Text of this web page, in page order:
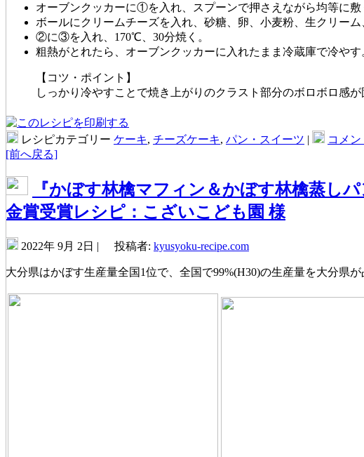
オーブンクッカーに①を入れ、スプーンで押さえながら均等に敷
ボールにクリームチーズを入れ、砂糖、卵、小麦粉、生クリー
②に③を入れ、170℃、30分焼く。
粗熱がとれたら、オーブンクッカーに入れたまま冷蔵庫で冷やす
【コツ・ポイント】
しっかり冷やすことで焼き上がりのクラスト部分のボロボロ感
レシピカテゴリー ケーキ, チーズケーキ, パン・スイーツ |
コメ
[前へ戻る]
『かぼす林檎マフィン＆かぼす林檎蒸
金賞受賞レシピ：こざいこども園 様
2022年 9月 2日 | 投稿者: kyusyoku-recipe.com
大分県はかぼす生産量全国1位で、全国で99%(H30)の生産量を大分県